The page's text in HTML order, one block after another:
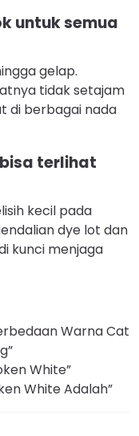
untuk semua
gelap.
tidak setajam
di berbagai nada
terlihat
kecil pada
dye lot dan
kunci menjaga
Warna Cat
White”
White Adalah”